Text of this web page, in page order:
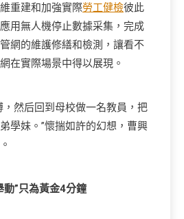
重建和加強實際勞工健檢彼此
用無人機停止數據采集，完成
網的維護修繕和檢測，讓看不
在實際場景中得以展現。
然后回到母校做一名教員，把
學妹。”懷揣如許的幻想，曹興
”只為黃金4分鐘